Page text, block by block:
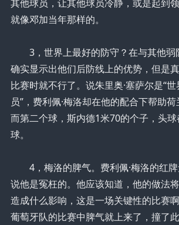
其他球员，让其他球员冷静，或是起到
就像邓加当年那样的。
3，世界上最好的防守？在与其他弱
确实显示出他们后防线上的优势，但是
比赛时就不行了。说朱里奥·塞萨尔是“
员”，费利佩·梅洛却在他的配合下帮助荷
而第二个球，斯内德1米70的个子，头
球。
4，梅洛的脾气。费利佩·梅洛的红牌
说他是冤枉的。他应该知道，他的做法
造成什么影响，这是一场关键性的比赛
葡萄牙队的比赛中脾气就上来了，撞了